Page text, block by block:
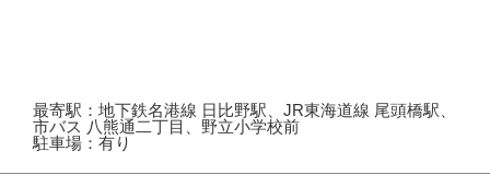
最寄駅：地下鉄名港線 日比野駅、JR東海道線 尾頭橋駅、
市バス 八熊通二丁目、野立小学校前
駐車場：有り